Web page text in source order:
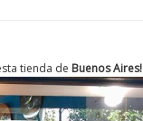
tienda de Buenos Aires!